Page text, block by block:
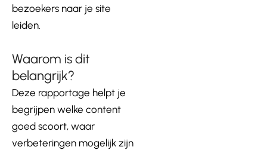
bezoekers naar je site
leiden.
Waarom is dit
belangrijk?
Deze rapportage helpt je
begrijpen welke content
goed scoort, waar
verbeteringen mogelijk zijn